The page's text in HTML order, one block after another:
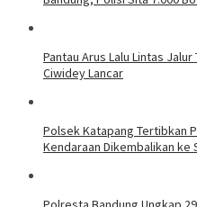
Pantau Arus Lalu Lintas
Ciwidey Lancar
Polsek Katapang Tertibkan
Kendaraan Dikembalikan ke